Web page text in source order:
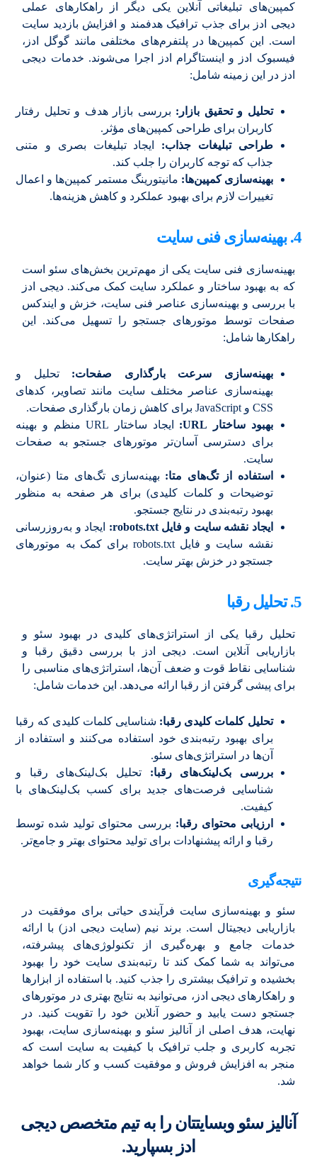
کمپین‌های تبلیغاتی آنلاین یکی دیگر از راهکارهای عملی
دیجی ادز برای جذب ترافیک هدفمند و افزایش بازدید سایت
است. این کمپین‌ها در پلتفرم‌های مختلفی مانند گوگل ادز،
فیسبوک ادز و اینستاگرام ادز اجرا می‌شوند. خدمات دیجی
ادز در این زمینه شامل:
تحلیل و تحقیق بازار: بررسی بازار هدف و تحلیل رفتار
کاربران برای طراحی کمپین‌های مؤثر.
طراحی تبلیغات جذاب: ایجاد تبلیغات بصری و متنی
جذاب که توجه کاربران را جلب کند.
بهینه‌سازی کمپین‌ها: مانیتورینگ مستمر کمپین‌ها و اعمال
تغییرات لازم برای بهبود عملکرد و کاهش هزینه‌ها.
4. بهینه‌سازی فنی سایت
بهینه‌سازی فنی سایت یکی از مهم‌ترین بخش‌های سئو است
که به بهبود ساختار و عملکرد سایت کمک می‌کند. دیجی ادز
با بررسی و بهینه‌سازی عناصر فنی سایت، خزش و ایندکس
صفحات توسط موتورهای جستجو را تسهیل می‌کند. این
راهکارها شامل:
بهینه‌سازی سرعت بارگذاری صفحات: تحلیل و
بهینه‌سازی عناصر مختلف سایت مانند تصاویر، کدهای
CSS و JavaScript برای کاهش زمان بارگذاری صفحات.
بهبود ساختار URL:
ایجاد ساختار URL منظم و بهینه
برای دسترسی آسان‌تر موتورهای جستجو به صفحات
سایت.
استفاده از تگ‌های متا: بهینه‌سازی تگ‌های متا (عنوان،
توضیحات و کلمات کلیدی) برای هر صفحه به منظور
بهبود رتبه‌بندی در نتایج جستجو.
ایجاد نقشه سایت و فایل robots.txt:
ایجاد و به‌روزرسانی
نقشه سایت و فایل robots.txt برای کمک به موتورهای
جستجو در خزش بهتر سایت.
5. تحلیل رقبا
تحلیل رقبا یکی از استراتژی‌های کلیدی در بهبود سئو و
بازاریابی آنلاین است. دیجی ادز با بررسی دقیق رقبا و
شناسایی نقاط قوت و ضعف آن‌ها، استراتژی‌های مناسبی را
برای پیشی گرفتن از رقبا ارائه می‌دهد. این خدمات شامل:
تحلیل کلمات کلیدی رقبا: شناسایی کلمات کلیدی که رقبا
برای بهبود رتبه‌بندی خود استفاده می‌کنند و استفاده از
آن‌ها در استراتژی‌های سئو.
بررسی بک‌لینک‌های رقبا: تحلیل بک‌لینک‌های رقبا و
شناسایی فرصت‌های جدید برای کسب بک‌لینک‌های با
کیفیت.
ارزیابی محتوای رقبا: بررسی محتوای تولید شده توسط
رقبا و ارائه پیشنهادات برای تولید محتوای بهتر و جامع‌تر.
نتیجه‌گیری
سئو و بهینه‌سازی سایت فرآیندی حیاتی برای موفقیت در
بازاریابی دیجیتال است. برند نیم (سایت دیجی ادز) با ارائه
خدمات جامع و بهره‌گیری از تکنولوژی‌های پیشرفته،
می‌تواند به شما کمک کند تا رتبه‌بندی سایت خود را بهبود
بخشیده و ترافیک بیشتری را جذب کنید. با استفاده از ابزارها
و راهکارهای دیجی ادز، می‌توانید به نتایج بهتری در موتورهای
جستجو دست یابید و حضور آنلاین خود را تقویت کنید. در
نهایت، هدف اصلی از آنالیز سئو و بهینه‌سازی سایت، بهبود
تجربه کاربری و جلب ترافیک با کیفیت به سایت است که
منجر به افزایش فروش و موفقیت کسب و کار شما خواهد
شد.
آنالیز سئو وبسایتتان را به تیم متخصص دیجی
ادز بسپارید.